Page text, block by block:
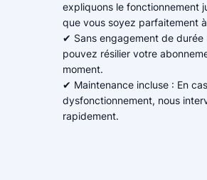
expliquons le fonctionnement
que vous soyez parfaitement
✔ Sans engagement de durée
pouvez résilier votre
moment.
✔ Maintenance incluse : En
dysfonctionnement, nous
rapidement.